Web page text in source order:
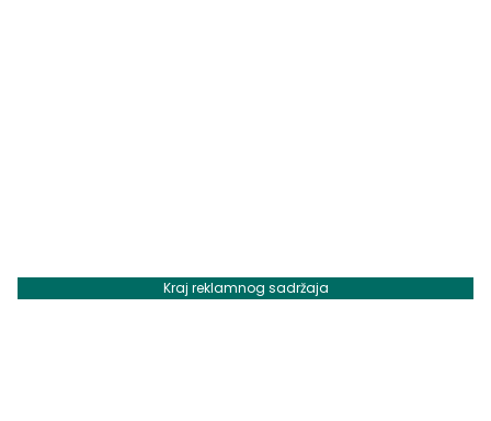
Kraj reklamnog sadržaja